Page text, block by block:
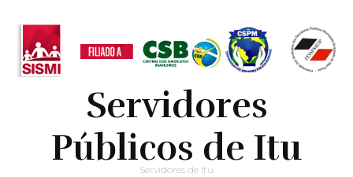
Servidores
Públicos de Itu
Servidores de Itu